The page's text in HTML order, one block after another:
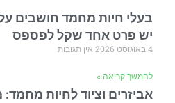
בעלי חיות מחמד חושבים
יש פרט אחד שקל לפספס
4 באוגוסט 2026 אין תגובות
להמשך קריאה »
אביזרים וציוד לחיות